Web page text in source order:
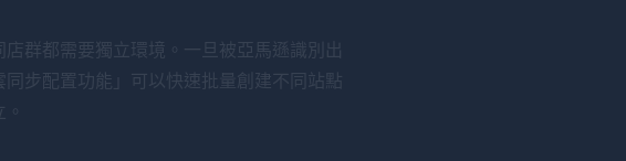
群都需要獨立環境。一旦被亞馬遜識別出
步配置功能」可以快速批量創建不同站點